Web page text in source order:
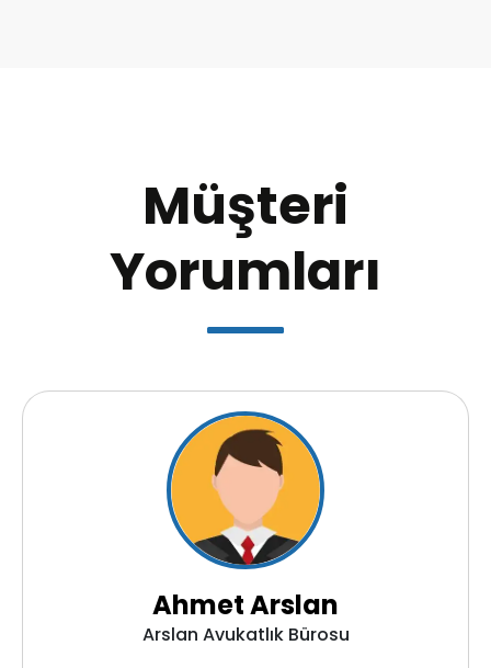
Müşteri
Yorumları
Ahmet Arslan
Arslan Avukatlık Bürosu